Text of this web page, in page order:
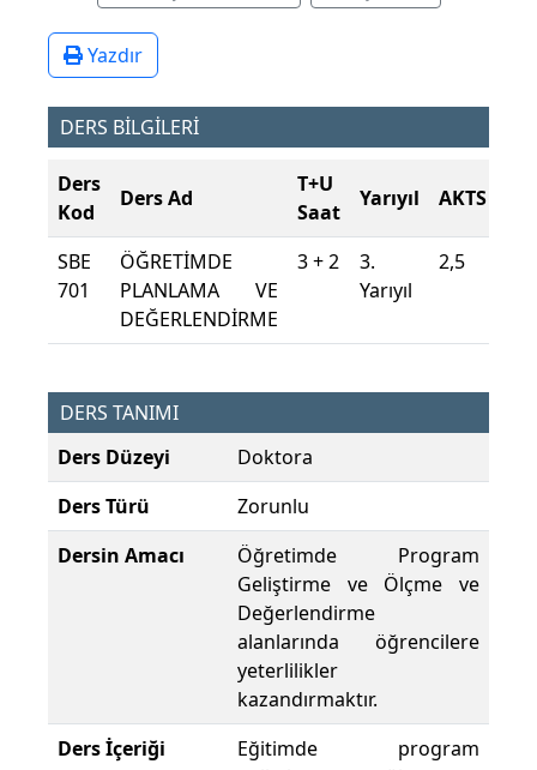
Yazdır
DERS BİLGİLERİ
Ders
Kod
Ders Ad
T+U
Saat
Yarıyıl AKTS
SBE
701
ÖĞRETİMDE
PLANLAMA VE
DEĞERLENDİRME
3 + 2
3.
Yarıyıl
2,5
DERS TANIMI
Ders Düzeyi
Doktora
Ders Türü
Zorunlu
Dersin Amacı
Öğretimde Program
Geliştirme ve Ölçme ve
Değerlendirme
alanlarında öğrencilere
yeterlilikler
kazandırmaktır.
Ders İçeriği
Eğitimde program